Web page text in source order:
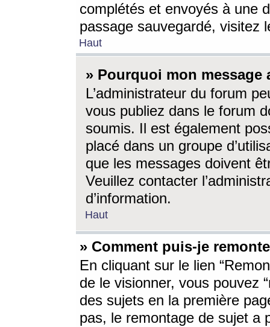
complétés et envoyés à une
passage sauvegardé, visitez
Haut
» Pourquoi mon message
L’administrateur du forum
vous publiez dans le forum
soumis. Il est également
placé dans un groupe
que les messages doivent
Veuillez contacter
d’information.
Haut
» Comment puis-je
En cliquant sur le lien
de le visionner, vous pouvez
des sujets en la première
pas, le remontage de sujet a